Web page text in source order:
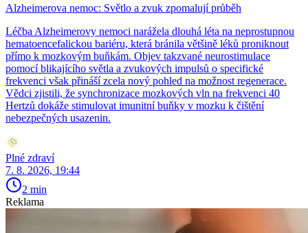
Alzheimerova nemoc: Světlo a zvuk zpomalují průběh
Léčba Alzheimerovy nemoci narážela dlouhá léta na neprostupnou
hematoencefalickou bariéru, která bránila většině léků proniknout
přímo k mozkovým buňkám. Objev takzvané neurostimulace
pomocí blikajícího světla a zvukových impulsů o specifické
frekvenci však přináší zcela nový pohled na možnost regenerace.
Vědci zjistili, že synchronizace mozkových vln na frekvenci 40
Hertzů dokáže stimulovat imunitní buňky v mozku k čištění
nebezpečných usazenin.
Plné zdraví
7. 8. 2026, 19:44
2 min
Reklama